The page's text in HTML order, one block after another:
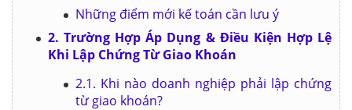
Những điểm mới kế toán cần lưu ý
2. Trường Hợp Áp Dụng & Điều Kiện Hợp Lệ
Khi Lập Chứng Từ Giao Khoán
2.1. Khi nào doanh nghiệp phải lập chứng
từ giao khoán?